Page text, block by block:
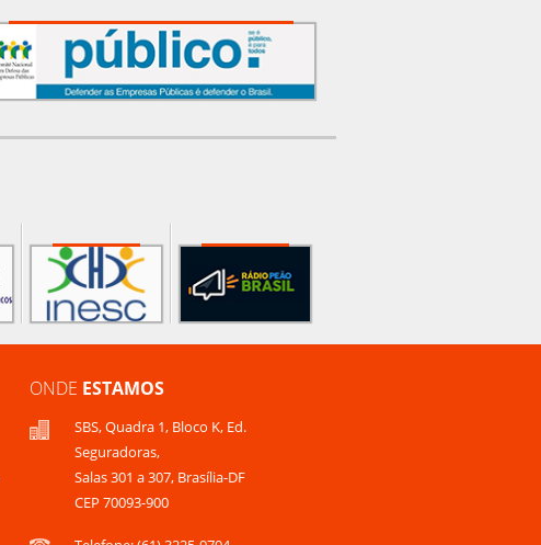
ONDE ESTAMOS
SBS, Quadra 1, Bloco K, Ed.
Seguradoras,
Salas 301 a 307, Brasília-DF
CEP 70093-900